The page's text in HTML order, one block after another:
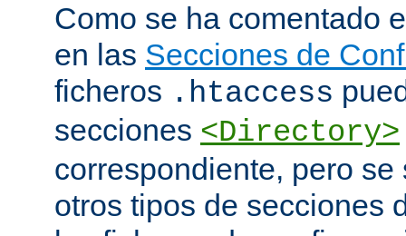
Como se ha comentado
en las Secciones de
ficheros .htaccess
secciones <Directory>
correspondiente, pero
otros tipos de secciones